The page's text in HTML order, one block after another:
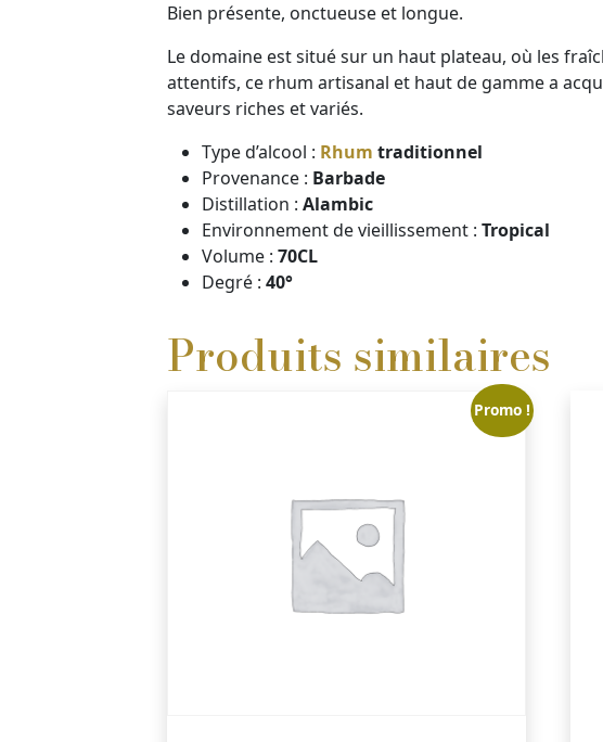
Bien présente, onctueuse et longue.
Le domaine est situé sur un haut plateau, où les
attentifs, ce rhum artisanal et haut de gamme a
saveurs riches et variés.
Type d’alcool : Rhum traditionnel
Provenance : Barbade
Distillation : Alambic
Environnement de vieillissement : Tropical
Volume : 70CL
Degré : 40°
Produits similaires
Promo !